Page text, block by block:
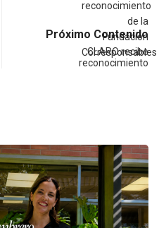
Próximo Contenido
CLARO recibe
reconocimiento